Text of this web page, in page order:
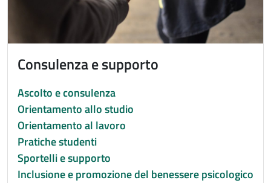
Consulenza e supporto
Ascolto e consulenza
Orientamento allo studio
Orientamento al lavoro
Pratiche studenti
Sportelli e supporto
Inclusione e promozione del benessere psicologico